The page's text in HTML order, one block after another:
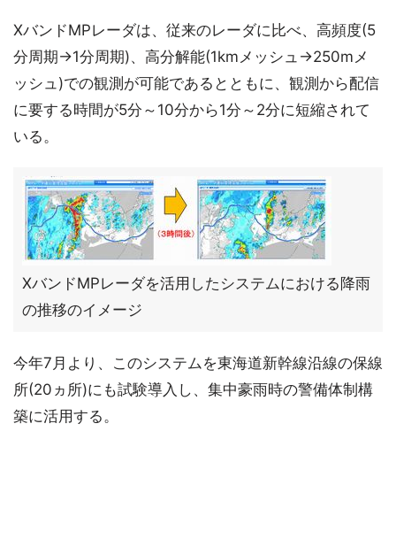
XバンドMPレーダは、従来のレーダに比べ、高頻度(5
分周期→1分周期)、高分解能(1kmメッシュ→250mメ
ッシュ)での観測が可能であるとともに、観測から配信
に要する時間が5分～10分から1分～2分に短縮されて
いる。
XバンドMPレーダを活用したシステムにおける降雨
の推移のイメージ
今年7月より、このシステムを東海道新幹線沿線の保線
所(20ヵ所)にも試験導入し、集中豪雨時の警備体制構
築に活用する。